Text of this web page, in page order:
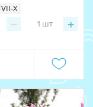
VII-X
− +
1 шт